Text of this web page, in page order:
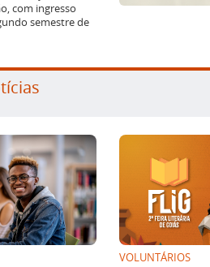
com ingresso
semestre de
VOLUNTÁRIOS